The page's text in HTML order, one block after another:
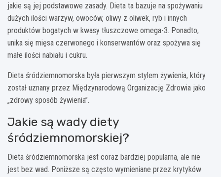
jakie są jej podstawowe zasady. Dieta ta bazuje na spożywaniu
dużych ilości warzyw, owoców, oliwy z oliwek, ryb i innych
produktów bogatych w kwasy tłuszczowe omega-3. Ponadto,
unika się mięsa czerwonego i konserwantów oraz spożywa się
małe ilości nabiału i cukru.
Dieta śródziemnomorska była pierwszym stylem żywienia, który
został uznany przez Międzynarodową Organizację Zdrowia jako
„zdrowy sposób żywienia”.
Jakie są wady diety
śródziemnomorskiej?
Dieta śródziemnomorska jest coraz bardziej popularna, ale nie
jest bez wad. Poniższe są często wymieniane przez krytyków